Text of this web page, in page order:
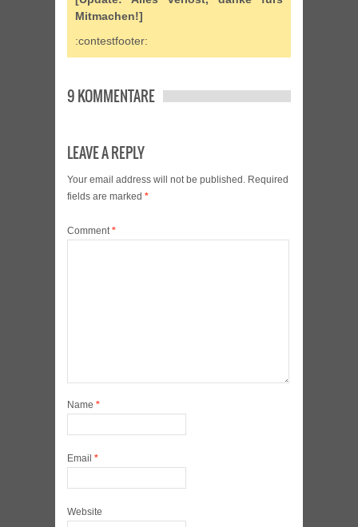
Mitmachen!]
:contestfooter:
9 KOMMENTARE
LEAVE A REPLY
Your email address will not be published. Required
fields are marked *
Comment*
Name *
Email *
Website